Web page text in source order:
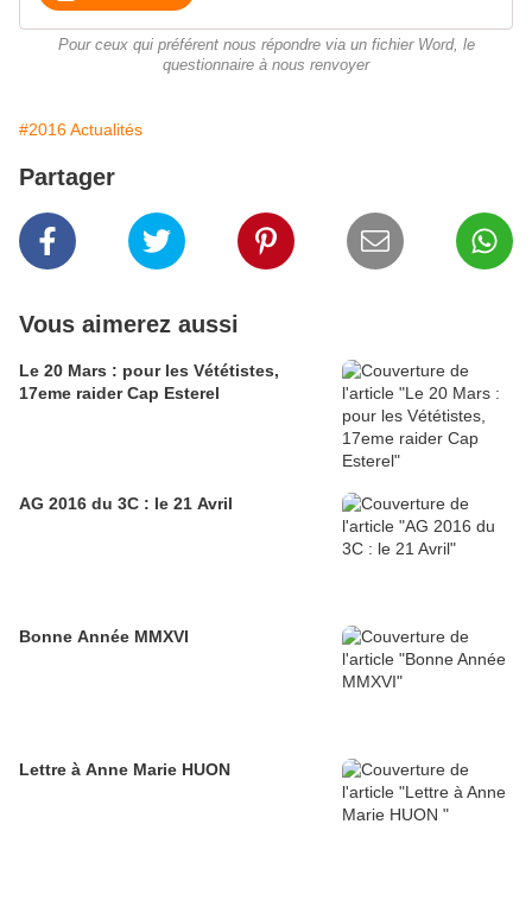
Pour ceux qui préférent nous répondre via un fichier Word, le
questionnaire à nous renvoyer
#2016 Actualités
Partager
Vous aimerez aussi
Le 20 Mars : pour les Vététistes,
17eme raider Cap Esterel
AG 2016 du 3C : le 21 Avril
Bonne Année MMXVI
Lettre à Anne Marie HUON